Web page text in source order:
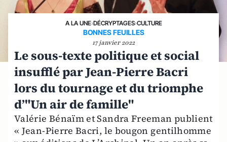
A LA UNE›DÉCRYPTAGES›CULTURE
BONNES FEUILLES
17 janvier 2022
Le sous-texte politique et social
insufflé par Jean-Pierre Bacri
lors du tournage et du triomphe
d’"Un air de famille"
Valérie Bénaïm et Sandra Freeman publient
« Jean-Pierre Bacri, le bougon gentilhomme